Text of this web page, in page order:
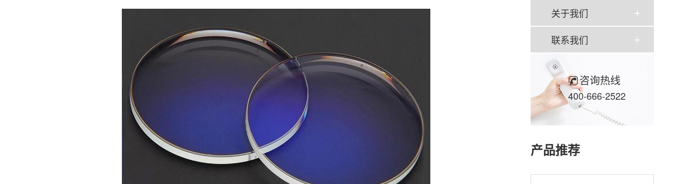
关于我们
联系我们
咨询热线
400-666-2522
产品推荐